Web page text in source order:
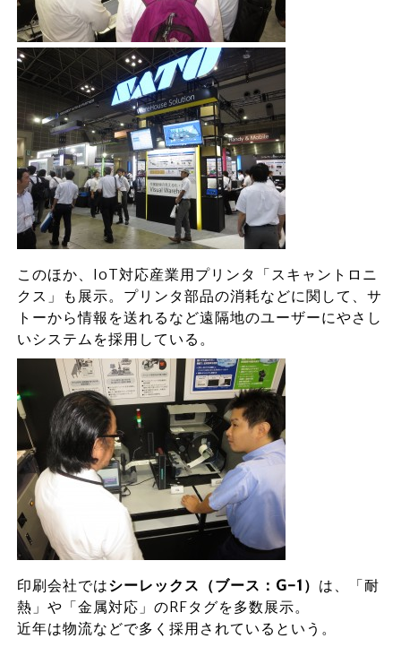
このほか、IoT対応産業用プリンタ「スキャントロニ
クス」も展示。プリンタ部品の消耗などに関して、サ
トーから情報を送れるなど遠隔地のユーザーにやさし
いシステムを採用している。
印刷会社ではシーレックス（ブース：G-1） は、「耐
熱」や「金属対応」のRFタグを多数展示。
近年は物流などで多く採用されているという。